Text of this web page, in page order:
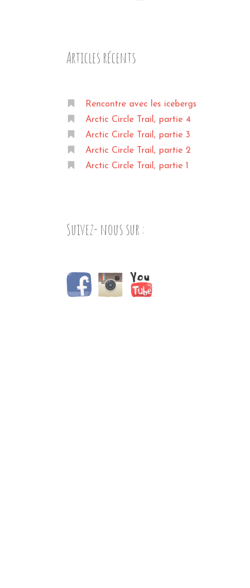
Articles récents
Rencontre avec les icebergs
Arctic Circle Trail, partie 4
Arctic Circle Trail, partie 3
Arctic Circle Trail, partie 2
Arctic Circle Trail, partie 1
Suivez- nous sur :